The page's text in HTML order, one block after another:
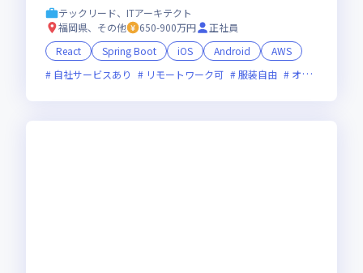
テックリード、ITアーキテクト
福岡県、その他
650-900万円
正社員
React
Spring Boot iOS Android
AWS
自社サービスあり
リモートワーク可 服装自由 オンライン選考可